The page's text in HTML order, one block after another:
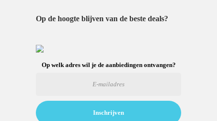
Op de hoogte blijven van de beste deals?
Op welk adres wil je de aanbiedingen ontvangen?